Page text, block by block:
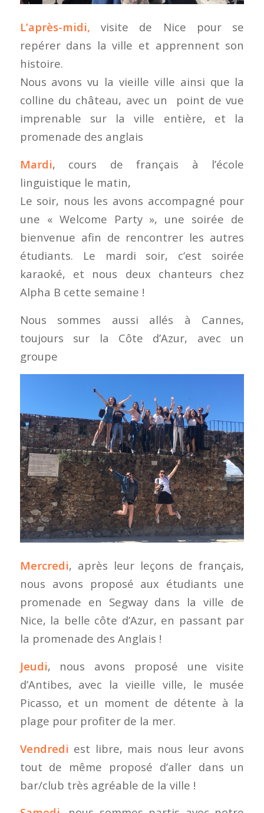
L’après-midi, visite de Nice pour se
repérer dans la ville et apprennent son
histoire.
Nous avons vu la vieille ville ainsi que la
colline du château, avec un point de vue
imprenable sur la ville entière, et la
promenade des anglais
Mardi, cours de français à l’école
linguistique le matin,
Le soir, nous les avons accompagné pour
une « Welcome Party », une soirée de
bienvenue afin de rencontrer les autres
étudiants. Le mardi soir, c’est soirée
karaoké, et nous deux chanteurs chez
Alpha B cette semaine !
Nous sommes aussi allés à Cannes,
toujours sur la Côte d’Azur, avec un
groupe
Mercredi, après leur leçons de français,
nous avons proposé aux étudiants une
promenade en Segway dans la ville de
Nice, la belle côte d’Azur, en passant par
la promenade des Anglais !
Jeudi, nous avons proposé une visite
d’Antibes, avec la vieille ville, le musée
Picasso, et un moment de détente à la
plage pour profiter de la mer.
Vendredi est libre, mais nous leur avons
tout de même proposé d’aller dans un
bar/club très agréable de la ville !